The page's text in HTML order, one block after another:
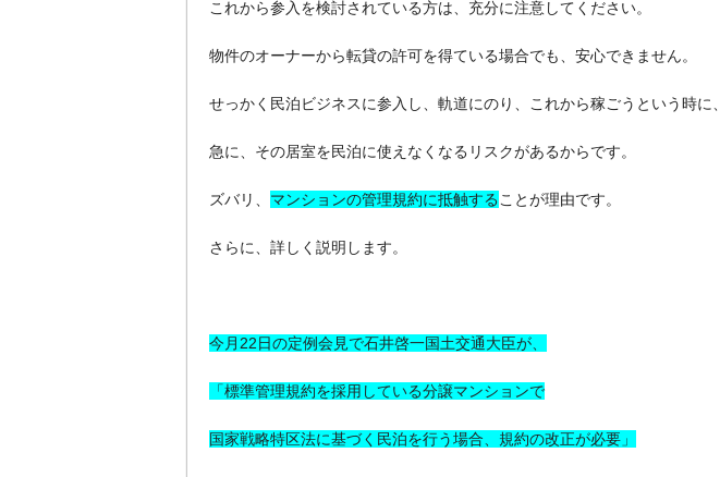
これから参入を検討されている方は、充分に注意してください。
物件のオーナーから転貸の許可を得ている場合でも、安心できません。
せっかく民泊ビジネスに参入し、軌道にのり、これから稼ごうという時に、
急に、その居室を民泊に使えなくなるリスクがあるからです。
ズバリ、 マンションの管理規約に抵触する ことが理由です。
さらに、詳しく説明します。
今月22日の定例会見で石井啓一国土交通大臣が、
「標準管理規約を採用している分譲マンションで
国家戦略特区法に基づく民泊を行う場合、規約の改正が必要」